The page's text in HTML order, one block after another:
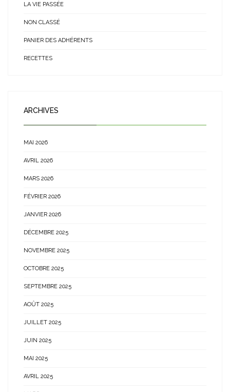
LA VIE PASSÉE
NON CLASSÉ
PANIER DES ADHÉRENTS
RECETTES
ARCHIVES
MAI 2026
AVRIL 2026
MARS 2026
FÉVRIER 2026
JANVIER 2026
DÉCEMBRE 2025
NOVEMBRE 2025
OCTOBRE 2025
SEPTEMBRE 2025
AOÛT 2025
JUILLET 2025
JUIN 2025
MAI 2025
AVRIL 2025